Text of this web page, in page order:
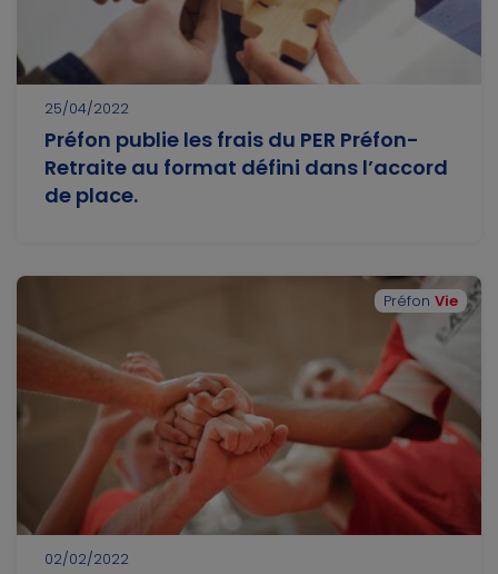
25/04/2022
Préfon publie les frais du PER Préfon-
Retraite au format défini dans l’accord
de place.
Préfon Vie
02/02/2022